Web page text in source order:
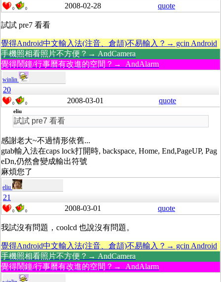
0 0 2008-02-28 quote
試試 pre7 看看
覺得Android中文輸入法(注音、倉頡)不易輸入？→ gcin Android
手機照相看照片不方便？→ AndCamera
覺得鬧鐘/行事曆有改進的空間？→ AndAlarm
winlin
20
0 0 2008-03-01 quote
eliu
試試 pre7 看看
感謝老大~不過情形依舊...
gtab輸入法在caps lock打開時, backspace, Home, End,PageUP, Pag
eDn,仍然會變成輸出符號
麻煩您了
eliu
21
0 0 2008-03-01 quote
我試沒有問題，coolcd 也說沒有問題。
覺得Android中文輸入法(注音、倉頡)不易輸入？→ gcin Android
手機照相看照片不方便？→ AndCamera
覺得鬧鐘/行事曆有改進的空間？→ AndAlarm